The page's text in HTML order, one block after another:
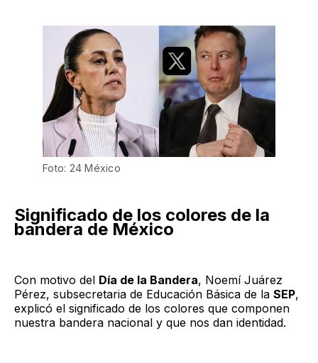
Foto: 24 México
Significado de los colores de la
bandera de México
Con motivo del Día de la Bandera, Noemí Juárez
Pérez, subsecretaria de Educación Básica de la SEP,
explicó el significado de los colores que componen
nuestra bandera nacional y que nos dan identidad.